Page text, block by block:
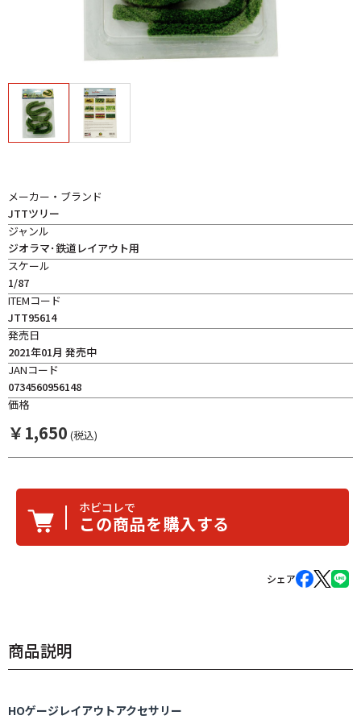
メーカー・ブランド
JTTツリー
ジャンル
ジオラマ･鉄道レイアウト用
スケール
1/87
ITEMコード
JTT95614
発売日
2021年01月 発売中
JANコード
0734560956148
価格
￥1,650 (税込)
ホビコレで
この商品を購入する
シェア
商品説明
HOゲージレイアウトアクセサリー